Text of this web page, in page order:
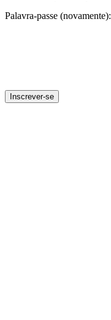
Palavra-passe (novamente):
Inscrever-se